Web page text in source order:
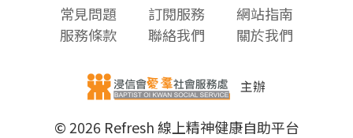
常見問題 訂閱服務
網站指南
服務條款
聯絡我們 關於我們
主辦
© 2026 Refresh 線上精神健康自助平台